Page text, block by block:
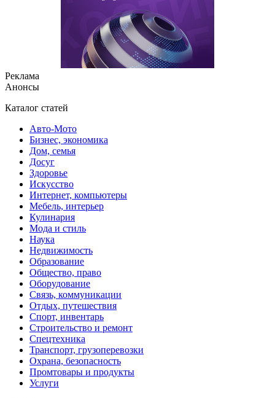
Реклама
Анонсы
Каталог статей
Авто-Мото
Бизнес, экономика
Дом, семья
Досуг
Здоровье
Искусство
Интернет, компьютеры
Мебель, интерьер
Кулинария
Мода и стиль
Наука
Недвижимость
Образование
Общество, право
Оборудование
Связь, коммуникации
Отдых, путешествия
Спорт, инвентарь
Строительство и ремонт
Спецтехника
Транспорт, грузоперевозки
Охрана, безопасность
Промтовары и продукты
Услуги